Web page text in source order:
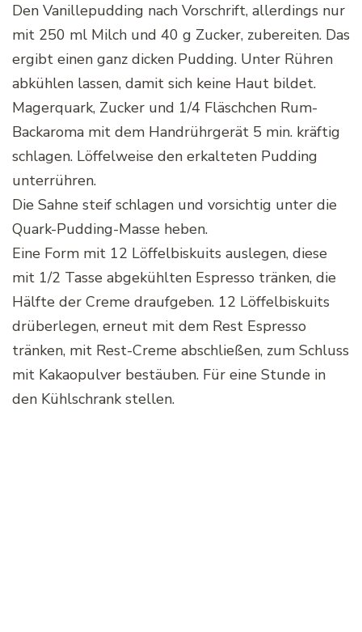
Den Vanillepudding nach Vorschrift, allerdings nur
mit 250 ml Milch und 40 g Zucker, zubereiten. Das
ergibt einen ganz dicken Pudding. Unter Rühren
abkühlen lassen, damit sich keine Haut bildet.
Magerquark, Zucker und 1/4 Fläschchen Rum-
Backaroma mit dem Handrührgerät 5 min. kräftig
schlagen. Löffelweise den erkalteten Pudding
unterrühren.
Die Sahne steif schlagen und vorsichtig unter die
Quark-Pudding-Masse heben.
Eine Form mit 12 Löffelbiskuits auslegen, diese
mit 1/2 Tasse abgekühlten Espresso tränken, die
Hälfte der Creme draufgeben. 12 Löffelbiskuits
drüberlegen, erneut mit dem Rest Espresso
tränken, mit Rest-Creme abschließen, zum Schluss
mit Kakaopulver bestäuben. Für eine Stunde in
den Kühlschrank stellen.